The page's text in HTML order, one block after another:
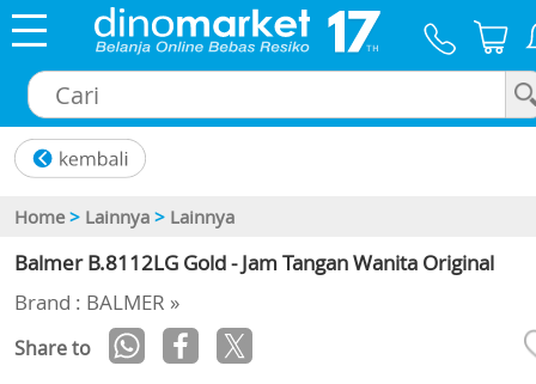
Home > Lainnya > Lainnya
Balmer B.8112LG Gold - Jam Tangan Wanita Original
Brand : BALMER »
Share to